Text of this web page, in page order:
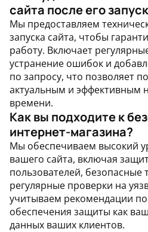
сайта после его
Мы предоставляем
запуска сайта, чтобы
работу. Включает
устранение ошибок и
по запросу, что позволяет
актуальным и эффективным
времени.
Как вы подходите к
интернет-магазина?
Мы обеспечиваем высокий
вашего сайта, включая
пользователей, безопасные
регулярные проверки на
учитываем рекомендации
обеспечения защиты как
данных ваших клиентов.